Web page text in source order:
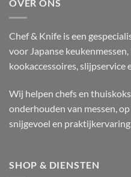
OVER ONS
Chef & Knife is een
voor Japanse
kookaccessoires, slijpservice
Wij helpen chefs en
onderhouden van messen,
snijgevoel en praktijkervaring.
SHOP & DIENSTEN